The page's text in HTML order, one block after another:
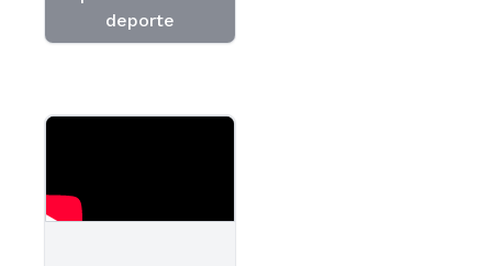
deporte